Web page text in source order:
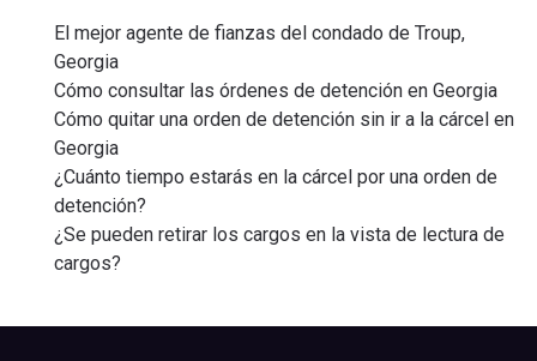
El mejor agente de fianzas del condado de Troup,
Georgia
Cómo consultar las órdenes de detención en Georgia
Cómo quitar una orden de detención sin ir a la cárcel en
Georgia
¿Cuánto tiempo estarás en la cárcel por una orden de
detención?
¿Se pueden retirar los cargos en la vista de lectura de
cargos?